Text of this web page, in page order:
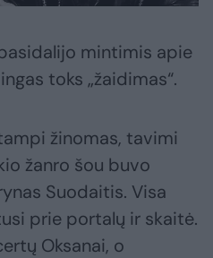
mintimis apie
toks „žaidimas“.
žinomas, tavimi
žanro šou buvo
Suodaitis. Visa
prie portalų ir skaitė.
Oksanai, o